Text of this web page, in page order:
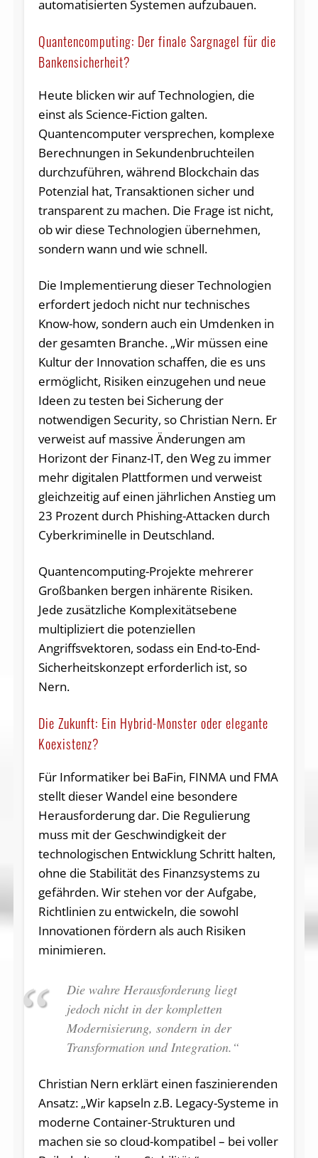
automatisierten Systemen aufzubauen.
Quantencomputing: Der finale Sargnagel für die
Bankensicherheit?
Heute blicken wir auf Technologien, die
einst als Science-Fiction galten.
Quantencomputer versprechen, komplexe
Berechnungen in Sekundenbruchteilen
durchzuführen, während Blockchain das
Potenzial hat, Transaktionen sicher und
transparent zu machen. Die Frage ist nicht,
ob wir diese Technologien übernehmen,
sondern wann und wie schnell.
Die Implementierung dieser Technologien
erfordert jedoch nicht nur technisches
Know-how, sondern auch ein Umdenken in
der gesamten Branche. „Wir müssen eine
Kultur der Innovation schaffen, die es uns
ermöglicht, Risiken einzugehen und neue
Ideen zu testen bei Sicherung der
notwendigen Security, so Christian Nern. Er
verweist auf massive Änderungen am
Horizont der Finanz-IT, den Weg zu immer
mehr digitalen Plattformen und verweist
gleichzeitig auf einen jährlichen Anstieg um
23 Prozent durch Phishing-Attacken durch
Cyberkriminelle in Deutschland.
Quantencomputing-Projekte mehrerer
Großbanken bergen inhärente Risiken.
Jede zusätzliche Komplexitätsebene
multipliziert die potenziellen
Angriffsvektoren, sodass ein End-to-End-
Sicherheitskonzept erforderlich ist, so
Nern.
Die Zukunft: Ein Hybrid-Monster oder elegante
Koexistenz?
Für Informatiker bei BaFin, FINMA und FMA
stellt dieser Wandel eine besondere
Herausforderung dar. Die Regulierung
muss mit der Geschwindigkeit der
technologischen Entwicklung Schritt halten,
ohne die Stabilität des Finanzsystems zu
gefährden. Wir stehen vor der Aufgabe,
Richtlinien zu entwickeln, die sowohl
Innovationen fördern als auch Risiken
minimieren.
Die wahre Herausforderung liegt
jedoch nicht in der kompletten
Modernisierung, sondern in der
Transformation und Integration.“
Christian Nern erklärt einen faszinierenden
Ansatz: „Wir kapseln z.B. Legacy-Systeme in
moderne Container-Strukturen und
machen sie so cloud-kompatibel – bei voller